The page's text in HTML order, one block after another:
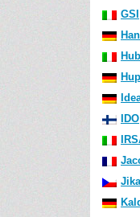
GSI
IDO
Jika